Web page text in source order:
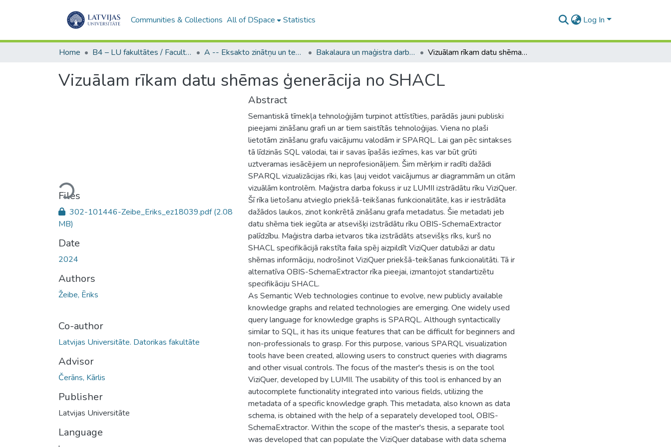
Communities & Collections All of DSpace Statistics Log In
Home B4 – LU fakultātes / Faculties of the UL A -- Eksakto zinātņu un tehnoloģiju fakultāte / Faculty of Science and Technology Bakalaura un maģistra darbi (EZTF) / Bachelor's and Master's theses Vizuālam rīkam datu shēmas ģenerācija no SHACL
Vizuālam rīkam datu shēmas ģenerācija no SHACL
Loading...
Files
302-101446-Zeibe_Eriks_ez18039.pdf(2.08
MB)
Date
2024
Authors
Žeibe, Ēriks
Co-author
Latvijas Universitāte. Datorikas fakultāte
Advisor
Čerāns, Kārlis
Publisher
Latvijas Universitāte
Language
Abstract
Semantiskā tīmekļa tehnoloģijām turpinot attīstīties, parādās jauni publiski
pieejami zināšanu grafi un ar tiem saistītās tehnoloģijas. Viena no plaši
lietotām zināšanu grafu vaicājumu valodām ir SPARQL. Lai gan pēc sintakses
tā līdzinās SQL valodai, tai ir savas īpašās iezīmes, kas var būt grūti
uztveramas iesācējiem un neprofesionāļiem. Šim mērķim ir radīti dažādi
SPARQL vizualizācijas rīki, kas ļauj veidot vaicājumus ar diagrammām un citām
vizuālām kontrolēm. Maģistra darba fokuss ir uz LUMII izstrādātu rīku ViziQuer.
Šī rīka lietošanu atvieglo priekšā-teikšanas funkcionalitāte, kas ir iestrādāta
dažādos laukos, zinot konkrētā zināšanu grafa metadatus. Šie metadati jeb
datu shēma tiek iegūta ar atsevišķi izstrādātu rīku OBIS-SchemaExtractor
palīdzību. Maģistra darba ietvaros tika izstrādāts atsevišķs rīks, kurš no
SHACL specifikācijā rakstīta faila spēj aizpildīt ViziQuer datubāzi ar datu
shēmas informāciju, nodrošinot ViziQuer priekšā-teikšanas funkcionalitāti. Tā ir
alternatīva OBIS-SchemaExtractor rīka pieejai, izmantojot standartizētu
specifikāciju SHACL.
As Semantic Web technologies continue to evolve, new publicly available
knowledge graphs and related technologies are emerging. One widely used
query language for knowledge graphs is SPARQL. Although syntactically
similar to SQL, it has its unique features that can be difficult for beginners and
non-professionals to grasp. For this purpose, various SPARQL visualization
tools have been created, allowing users to construct queries with diagrams
and other visual controls. The focus of the master's thesis is on the tool
ViziQuer, developed by LUMII. The usability of this tool is enhanced by an
autocomplete functionality integrated into various fields, utilizing the
metadata of a specific knowledge graph. This metadata, also known as data
schema, is obtained with the help of a separately developed tool, OBIS-
SchemaExtractor. Within the scope of the master's thesis, a separate tool
was developed that can populate the ViziQuer database with data schema